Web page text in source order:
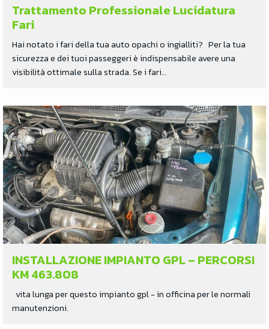
Trattamento Professionale Lucidatura
Fari
Hai notato i fari della tua auto opachi o ingialliti? Per la tua
sicurezza e dei tuoi passeggeri è indispensabile avere una
visibilità ottimale sulla strada. Se i fari…
INSTALLAZIONE IMPIANTO GPL – PERCORSI
KM 463.808
vita lunga per questo impianto gpl - in officina per le normali
manutenzioni.